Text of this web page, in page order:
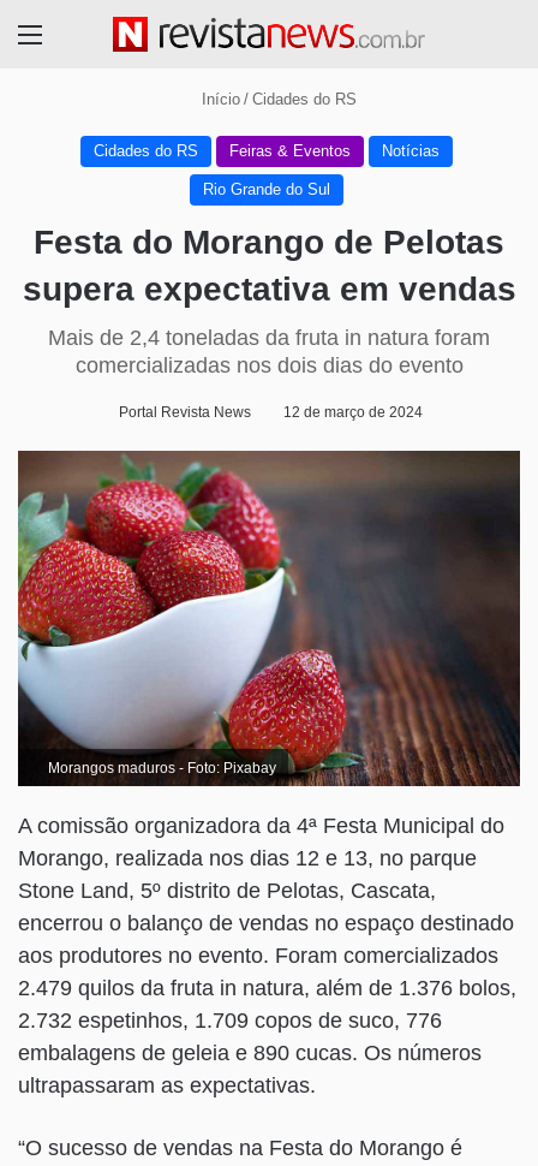
Início / Cidades do RS
Cidades do RS Feiras & Eventos Notícias
Rio Grande do Sul
Festa do Morango de Pelotas
supera expectativa em vendas
Mais de 2,4 toneladas da fruta in natura foram
comercializadas nos dois dias do evento
Portal Revista News 12 de março de 2024
Morangos maduros - Foto: Pixabay
A comissão organizadora da 4ª Festa Municipal do
Morango, realizada nos dias 12 e 13, no parque
Stone Land, 5º distrito de Pelotas, Cascata,
encerrou o balanço de vendas no espaço destinado
aos produtores no evento. Foram comercializados
2.479 quilos da fruta in natura, além de 1.376 bolos,
2.732 espetinhos, 1.709 copos de suco, 776
embalagens de geleia e 890 cucas. Os números
ultrapassaram as expectativas.
“O sucesso de vendas na Festa do Morango é